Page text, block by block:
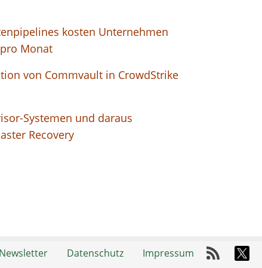
kosten Unternehmen
Monat
von Commvault in CrowdStrike
Systemen und daraus
Recovery
Newsletter Datenschutz Impressum RSS-Feed